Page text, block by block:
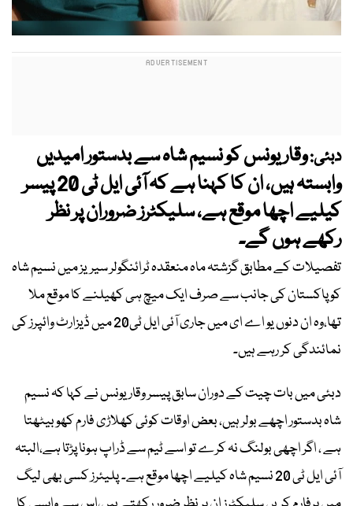
دبئی:وقار یونس کو نسیم شاہ سے بدستور امیدیں
وابستہ ہیں، ان کا کہنا ہے کہ آئی ایل ٹی 20 پیسر
کیلیے اچھا موقع ہے، سلیکٹرز ضروران پر نظر
رکھے ہوں گے۔
تفصیلات کے مطابق گزشتہ ماہ منعقدہ ٹرائنگولر سیریز میں نسیم شاہ
کو پاکستان کی جانب سے صرف ایک میچ ہی کھیلنے کا موقع ملا
تھا،وہ ان دنوں یو اے ای میں جاری آئی ایل ٹی20 میں ڈیزارٹ وائپرز کی
نمائندگی کر رہے ہیں۔
دبئی میں بات چیت کے دوران سابق پیسر وقار یونس نے کہا کہ نسیم
شاہ بدستور اچھے بولر ہیں، بعض اوقات کوئی کھلاڑی فارم کھو بیٹھتا
ہے ، اگر اچھی بولنگ نہ کرے تو اسے ٹیم سے ڈراپ ہونا پڑتا ہے،البتہ
آئی ایل ٹی 20 نسیم شاہ کیلیے اچھا موقع ہے۔ پلیئرز کسی بھی لیگ